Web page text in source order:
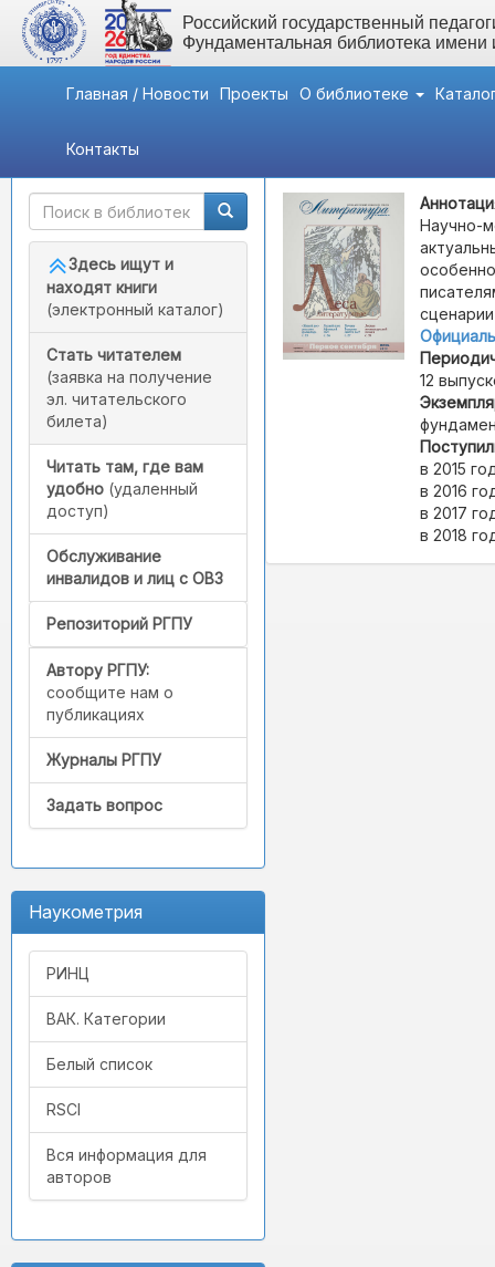
Российский государственный
Фундаментальная библиотека
Главная / Новости Проекты О библиотеке
Контакты
Быстрый доступ
Здесь ищут и
находят книги
(электронный каталог)
Стать читателем
(заявка на получение
эл. читательского
билета)
Читать там, где вам
удобно (удаленный
доступ)
Обслуживание
инвалидов и лиц с ОВЗ
Репозиторий РГПУ
Автору РГПУ:
сообщите нам о
публикациях
Журналы РГПУ
Задать вопрос
Наукометрия
РИНЦ
ВАК. Категории
Белый список
RSCI
Вся информация для
авторов
Научно-
12
в 2015
в 2016
в 2017
в 2018